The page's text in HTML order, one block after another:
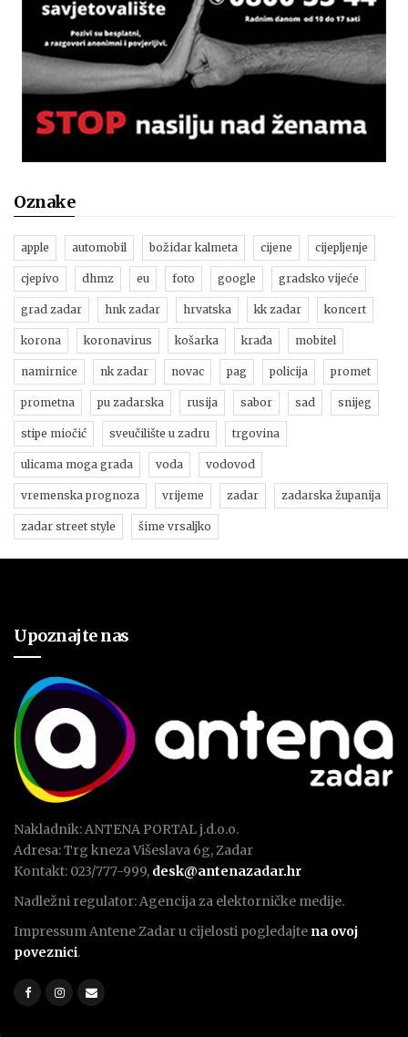
Oznake
apple automobil božidar kalmeta cijene cijepljenje
cjepivo dhmz eu foto google gradsko vijeće
grad zadar hnk zadar hrvatska kk zadar koncert
korona koronavirus košarka krađa mobitel
namirnice nk zadar novac pag policija promet
prometna pu zadarska rusija sabor sad snijeg
stipe miočić sveučilište u zadru trgovina
ulicama moga grada voda vodovod
vremenska prognoza vrijeme zadar zadarska županija
zadar street style šime vrsaljko
Upoznajte nas
Nakladnik: ANTENA PORTAL j.d.o.o.
Adresa: Trg kneza Višeslava 6g, Zadar
Kontakt: 023/777-999, desk@antenazadar.hr
Nadležni regulator: Agencija za elektorničke medije.
Impressum Antene Zadar u cijelosti pogledajte na ovoj
poveznici.